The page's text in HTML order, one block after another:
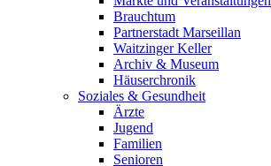
Brauchtum
Partnerstadt Marseillan
Waitzinger Keller
Archiv & Museum
Häuserchronik
Soziales & Gesundheit
Ärzte
Jugend
Familien
Senioren